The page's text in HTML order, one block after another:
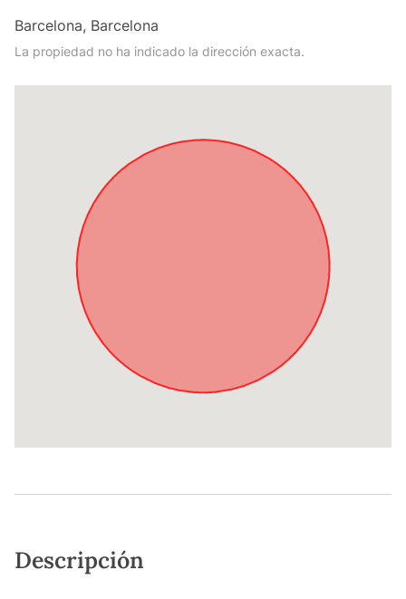
Barcelona, Barcelona
La propiedad no ha indicado la dirección exacta.
Descripción